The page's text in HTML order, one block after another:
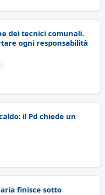
dei tecnici comunali.
ogni responsabilità
il Pd chiede un
finisce sotto